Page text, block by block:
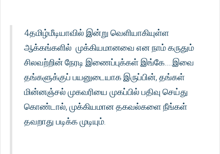
4தமிழ்மீடியாவில் இன்று வெளியாகியுள்ள
ஆக்கங்களில் முக்கியமானவை என நாம் கருதும்
சிலவற்றின் நேரடி இணைப்புக்கள் இங்கே....இவை
தங்களுக்குப் பயனுடையாக இருப்பின், தங்கள்
மின்னஞ்சல் முகவரியை முகப்பில் பதிவு செய்து
கொண்டால், முக்கியமான தகவல்களை நீங்கள்
தவறாது படிக்க முடியும்.